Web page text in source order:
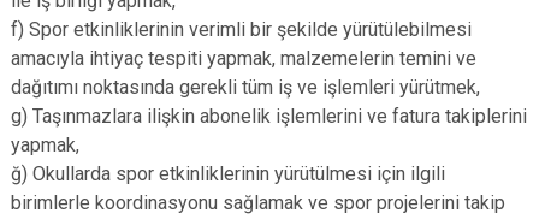
f) Spor etkinliklerinin verimli bir şekilde yürütülebilmesi
amacıyla ihtiyaç tespiti yapmak, malzemelerin temini ve
dağıtımı noktasında gerekli tüm iş ve işlemleri yürütmek,
g) Taşınmazlara ilişkin abonelik işlemlerini ve fatura takiplerini
yapmak,
ğ) Okullarda spor etkinliklerinin yürütülmesi için ilgili
birimlerle koordinasyonu sağlamak ve spor projelerini takip